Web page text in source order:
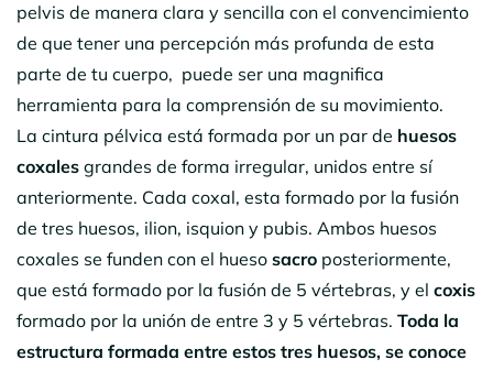
pelvis de manera clara y sencilla con el convencimiento
de que tener una percepción más profunda de esta
parte de tu cuerpo, puede ser una magnifica
herramienta para la comprensión de su movimiento.
La cintura pélvica está formada por un par de huesos
coxales grandes de forma irregular, unidos entre sí
anteriormente. Cada coxal, esta formado por la fusión
de tres huesos, ilion, isquion y pubis. Ambos huesos
coxales se funden con el hueso sacro posteriormente,
que está formado por la fusión de 5 vértebras, y el coxis
formado por la unión de entre 3 y 5 vértebras. Toda la
estructura formada entre estos tres huesos, se conoce